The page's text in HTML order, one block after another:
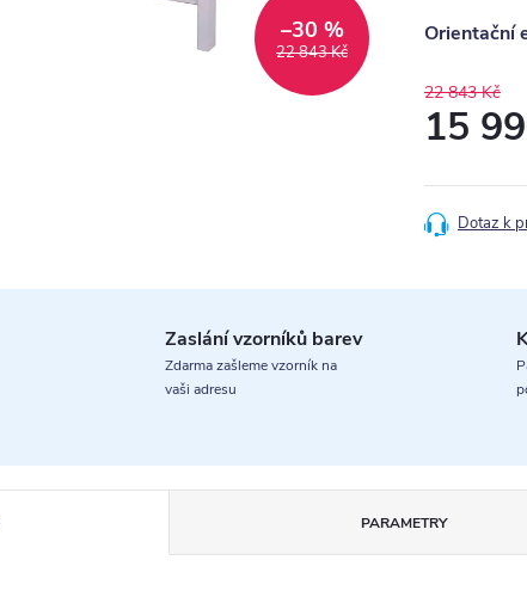
22 843 Kč
–30 %
22 843 Kč
15
cena:
Dotaz k
Zaslání vzorníků barev
Zdarma zašleme vzorník na
vaši adresu
PARAMETRY